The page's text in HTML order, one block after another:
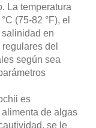
La temperatura
(75-82 °F), el
en
del
según sea
es
de algas
se le